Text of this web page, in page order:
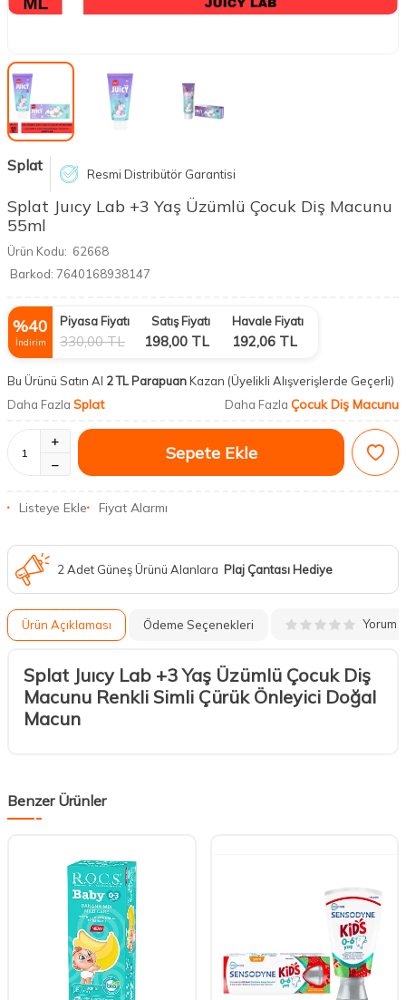
Splat Resmi Distribütör Garantisi
Splat Juıcy Lab +3 Yaş Üzümlü Çocuk Diş Macunu
55ml
Ürün Kodu: 62668
Barkod: 7640168938147
%40
İndirim
Piyasa Fiyatı
330,00TL
Satış Fiyatı
198,00 TL
Havale Fiyatı
192,06 TL
Bu Ürünü Satın Al 2 TL ParapuanKazan (Üyelikli Alışverişlerde Geçerli)
Daha Fazla Splat Daha Fazla Çocuk Diş Macunu
Sepete Ekle
Listeye Ekle Fiyat Alarmı
2 Adet Güneş Ürünü Alanlara Plaj Çantası Hediye
Ürün Açıklaması Ödeme Seçenekleri Yorum
Splat Juıcy Lab +3 Yaş Üzümlü Çocuk Diş
Macunu Renkli Simli Çürük Önleyici Doğal
Macun
Benzer Ürünler